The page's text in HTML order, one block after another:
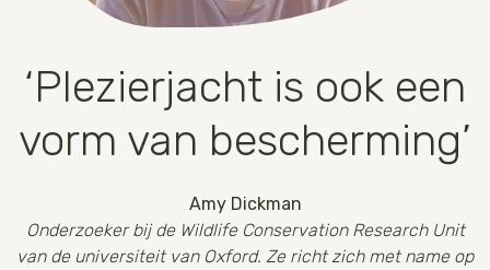
‘Plezierjacht is ook een
vorm van bescherming’
Amy Dickman
Onderzoeker bij de Wildlife Conservation Research Unit
van de universiteit van Oxford. Ze richt zich met name op